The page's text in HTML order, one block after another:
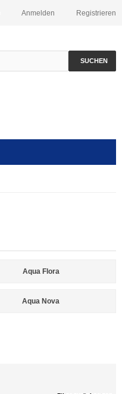
Registrieren
Anmelden
SUCHEN
Aqua Flora
Aqua Nova